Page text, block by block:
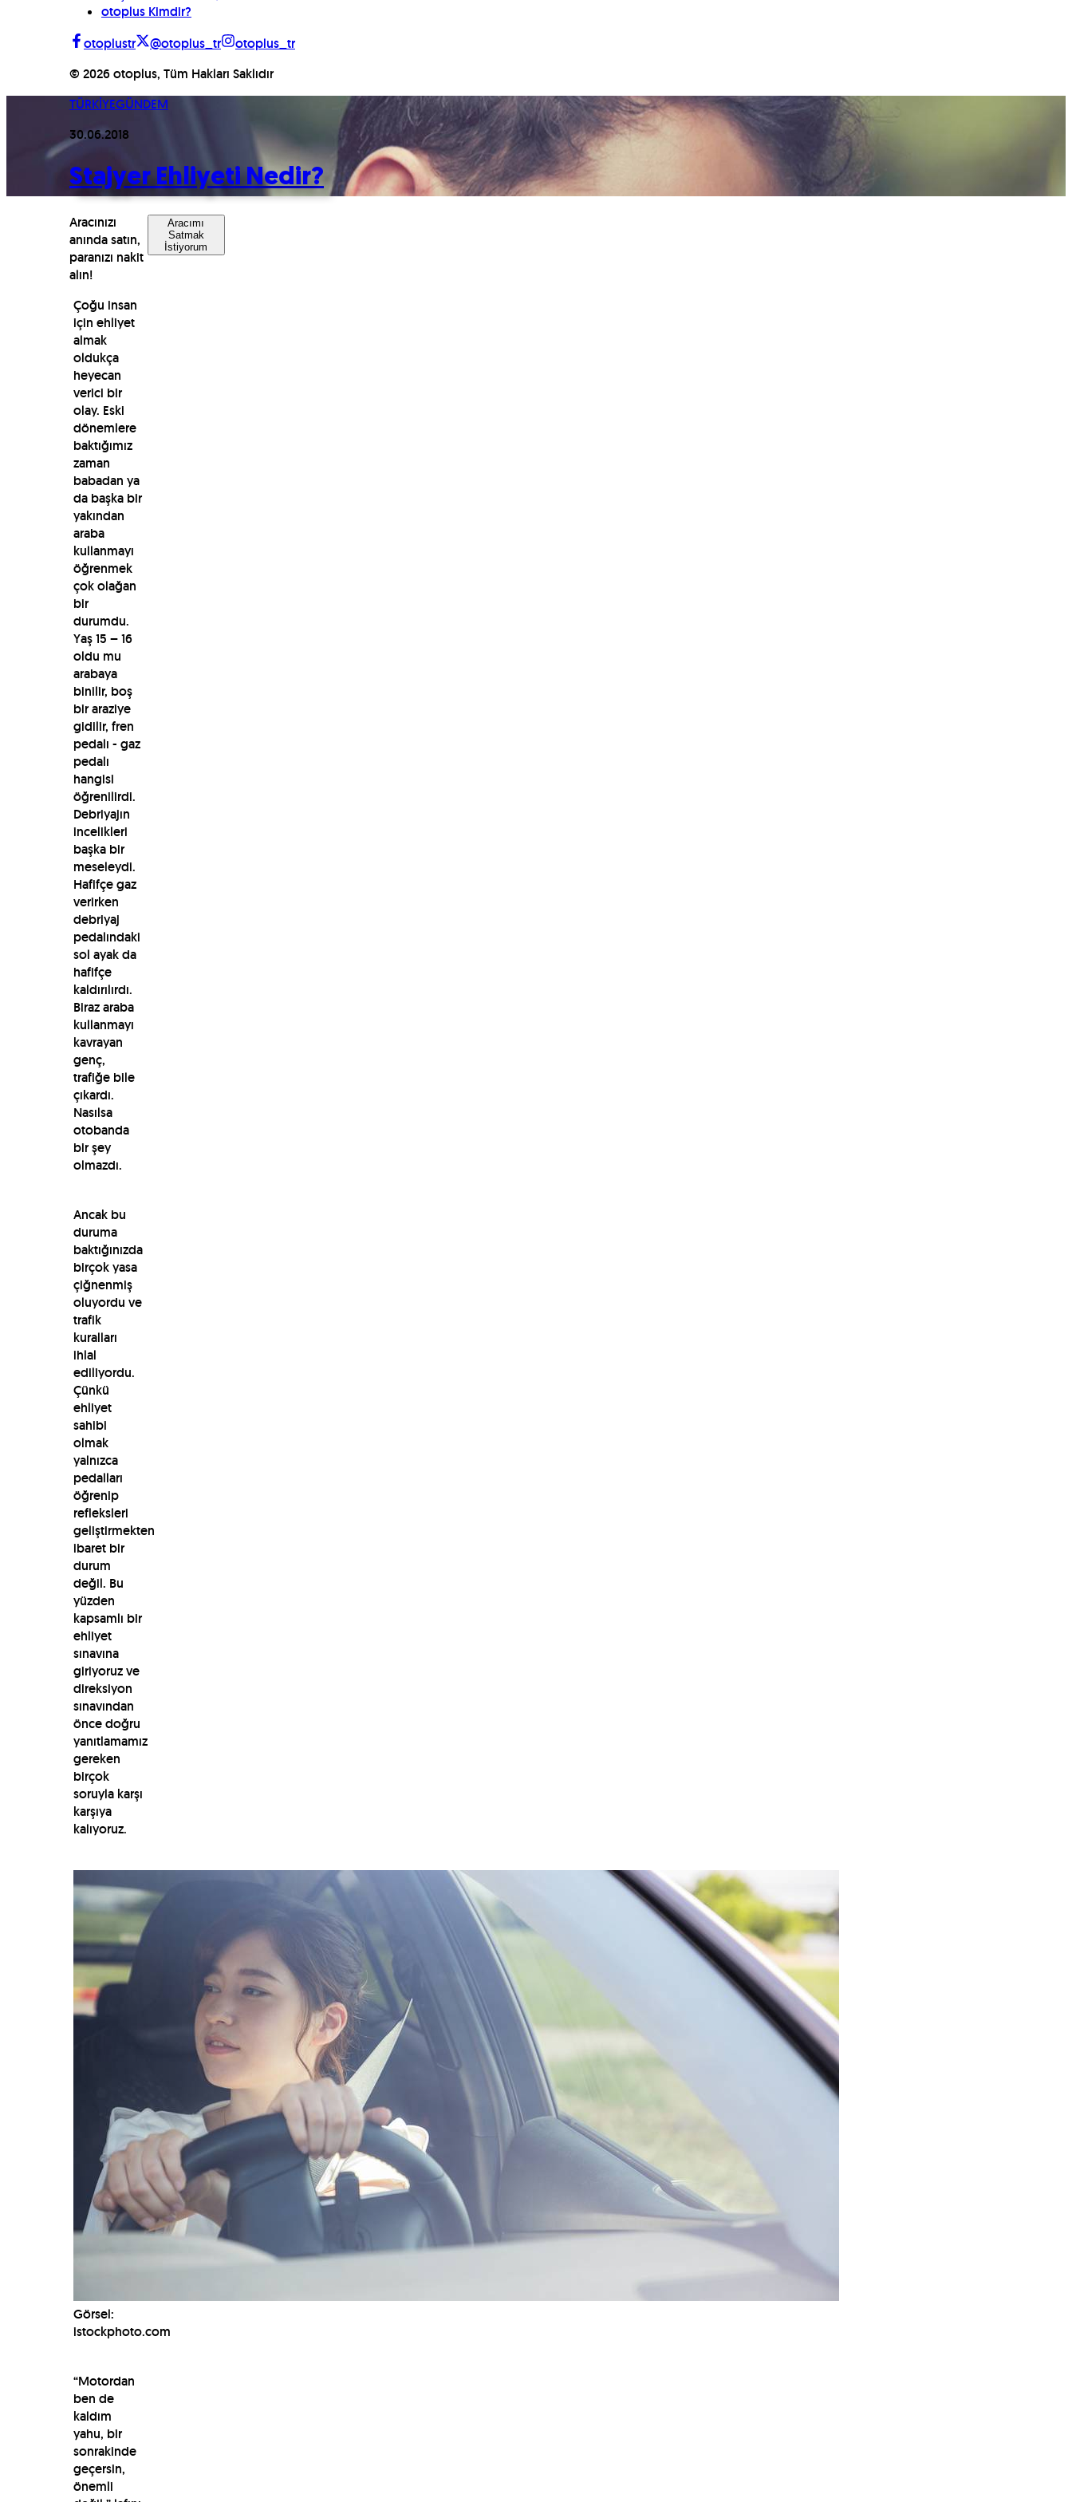
otoplus Kimdir?
otoplustr
@otoplus_tr
otoplus_tr
© 2026 otoplus, Tüm Hakları Saklıdır
TÜRKİYEGÜNDEM
30.06.2018
Stajyer Ehliyeti Nedir?
Aracınızı
anında satın,
paranızı nakit
alın!
Aracımı
Satmak
İstiyorum
Çoğu insan
için ehliyet
almak
oldukça
heyecan
verici bir
olay. Eski
dönemlere
baktığımız
zaman
babadan ya
da başka bir
yakından
araba
kullanmayı
öğrenmek
çok olağan
bir
durumdu.
Yaş 15 – 16
oldu mu
arabaya
binilir, boş
bir araziye
gidilir, fren
pedalı - gaz
pedalı
hangisi
öğrenilirdi.
Debriyajın
incelikleri
başka bir
meseleydi.
Hafifçe gaz
verirken
debriyaj
pedalındaki
sol ayak da
hafifçe
kaldırılırdı.
Biraz araba
kullanmayı
kavrayan
genç,
trafiğe bile
çıkardı.
Nasılsa
otobanda
bir şey
olmazdı.
Ancak bu
duruma
baktığınızda
birçok yasa
çiğnenmiş
oluyordu ve
trafik
kuralları
ihlal
ediliyordu.
Çünkü
ehliyet
sahibi
olmak
yalnızca
pedalları
öğrenip
refleksleri
geliştirmekten
ibaret bir
durum
değil. Bu
yüzden
kapsamlı bir
ehliyet
sınavına
giriyoruz ve
direksiyon
sınavından
önce doğru
yanıtlamamız
gereken
birçok
soruyla karşı
karşıya
kalıyoruz.
Görsel:
istockphoto.com
“Motordan
ben de
kaldım
yahu, bir
sonrakinde
geçersin,
önemli